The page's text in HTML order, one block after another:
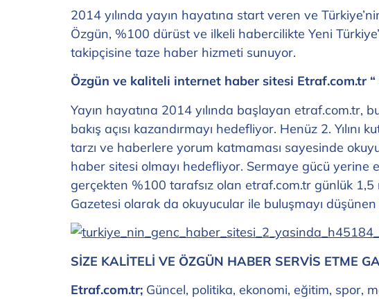
2014 yılında yayın hayatına start veren ve
Özgün, %100 dürüst ve ilkeli habercilikte Yeni
takipçisine taze haber hizmeti sunuyor.
Özgün ve kaliteli internet haber sitesi Etraf.com.tr “
Yayın hayatına 2014 yılında başlayan etraf.com.tr,
bakış açısı kazandırmayı hedefliyor. Henüz 2.
tarzı ve haberlere yorum katmaması sayesinde
haber sitesi olmayı hedefliyor. Sermaye gücü yerine
gerçekten %100 tarafsız olan etraf.com.tr günlük 1,5
Gazetesi olarak da okuyucular ile buluşmayı
SİZE KALİTELİ VE ÖZGÜN HABER SERVİS ETME
Etraf.com.tr; Güncel, politika, ekonomi, eğitim, spor,